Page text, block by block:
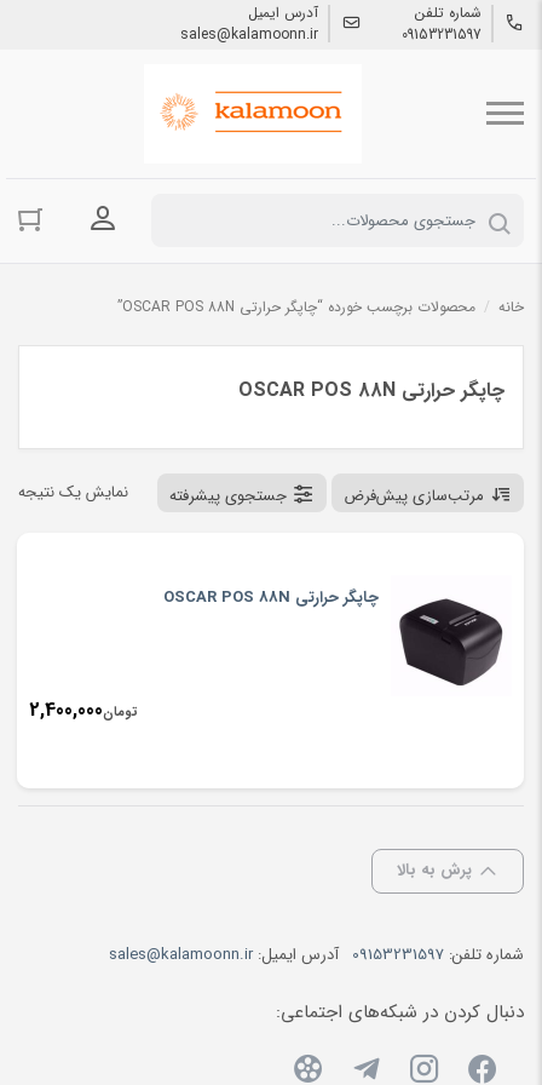
شماره تلفن
09153231597
آدرس ایمیل
sales@kalamoonn.ir
ورود به
خانه / محصولات برچسب خورده “چاپگر حرارتي OSCAR POS 88N”
چاپگر حرارتي OSCAR POS 88N
نمایش یک نتیجه مرتب‌سازی پیش‌فرض جستجوی پیشرفته
چاپگر حرارتي OSCAR POS 88N
تومان2,400,000
پرش به بالا
شماره تلفن: 09153231597 آدرس ایمیل:sales@kalamoonn.ir
دنبال کردن در شبکه‌های اجتماعی: